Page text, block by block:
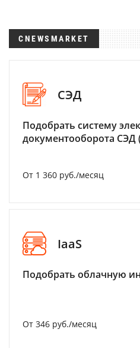
CNEWSMARKET
СЭД
Подобрать систему
документооборота СЭД
От 1 360 руб./месяц
IaaS
Подобрать облачную
От 346 руб./месяц